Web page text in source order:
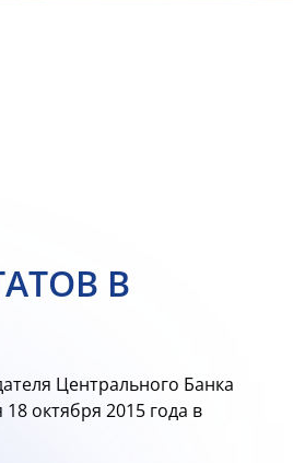
В
Центрального Банка
октября 2015 года в